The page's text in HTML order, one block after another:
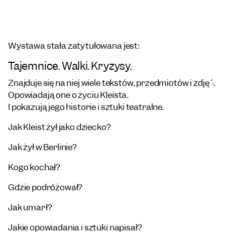
Wystawa stała zatytułowana jest:
Tajemnice. Walki. Kryzysy.
Znajduje się na niej wiele tekstów, przedmiotów i zdjęć.
Opowiadają one o życiu Kleista.
I pokazują jego historie i sztuki teatralne.
Jak Kleist żył jako dziecko?
Jak żył w Berlinie?
Kogo kochał?
Gdzie podróżował?
Jak umarł?
Jakie opowiadania i sztuki napisał?